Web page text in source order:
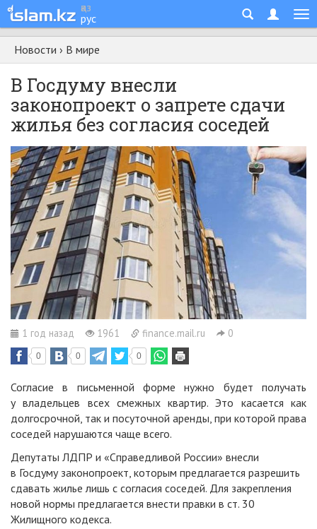
қаз
рус
Новости › В мире
В Госдуму внесли
законопроект о запрете сдачи
жилья без согласия соседей
1 год назад 1961 finance.mail.ru 0
0 0 0
Согласие в письменной форме нужно будет получать
у владельцев всех смежных квартир. Это касается как
долгосрочной, так и посуточной аренды, при которой права
соседей нарушаются чаще всего.
Депутаты ЛДПР и «Справедливой России» внесли
в Госдуму законопроект, которым предлагается разрешить
сдавать жилье лишь с согласия соседей. Для закрепления
новой нормы предлагается внести правки в ст. 30
Жилищного кодекса.